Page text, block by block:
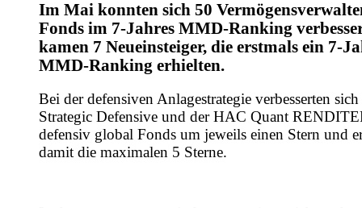
Im Mai konnten sich 50
Fonds im 7-Jahres MMD-Ranking
kamen 7 Neueinsteiger, die erstmals ein 7-
MMD-Ranking erhielten.
Bei der defensiven Anlagestrategie verbesserten
Strategic Defensive und der HAC Quant
defensiv global Fonds um jeweils einen Stern und
damit die maximalen 5 Sterne.